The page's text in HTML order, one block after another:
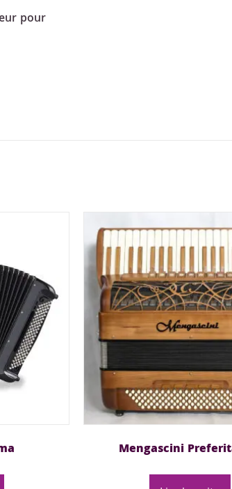
pour
Mengascini